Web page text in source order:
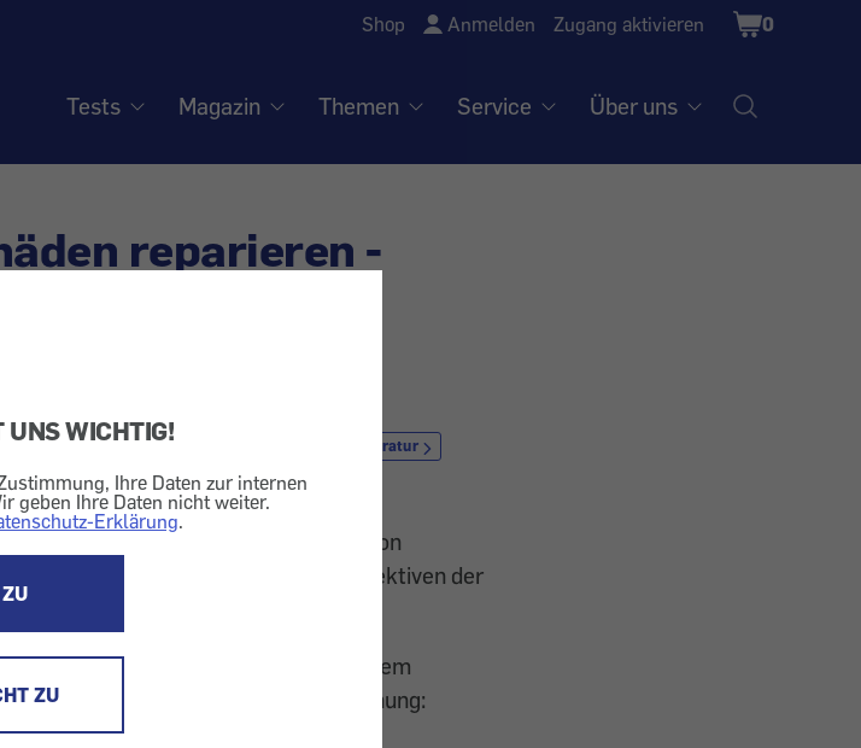
UNS WICHTIG!
Ihre Daten zur internen
geben Ihre Daten nicht weiter.
Erklärung.
ZU
Shop Anmelden Zugang aktivieren
Shopping
Cart
0
Tests Magazin Themen Service Über uns
reparieren -
Monitor Markt + Dienstleistung Reparatur
verweigern häufig die Reparatur von
halten sich rigid an die Direktiven der
gesprochen.
bzw. Garantie häufig mit dem
Wasserschaden (andere Bezeichnung:
schon Kondensfeuchtigkeit